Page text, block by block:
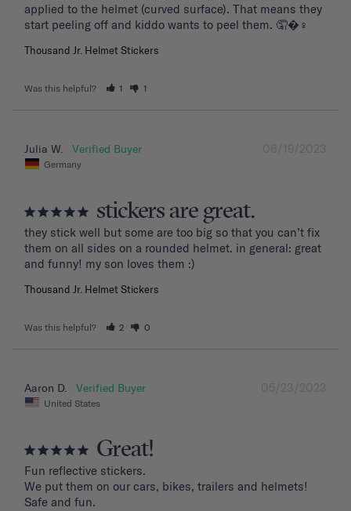
applied to the helmet (curved surface). That means they
start peeling off and kiddo wants to peel them. 🤦�‍♀️
Thousand Jr. Helmet Stickers
Was this helpful? 1 1
06/19/2023
Julia W.
Germany
stickers are great.
they stick well but some are too big so that you can’t fix
them on all sides on a rounded helmet. in general: great
and funny! my son loves them :)
Thousand Jr. Helmet Stickers
Was this helpful? 2 0
05/23/2023
Aaron D.
United States
Great!
Fun reflective stickers.
We put them on our cars, bikes, trailers and helmets!
Safe and fun.